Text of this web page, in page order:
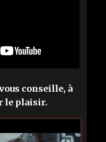
conseille, à
le plaisir.